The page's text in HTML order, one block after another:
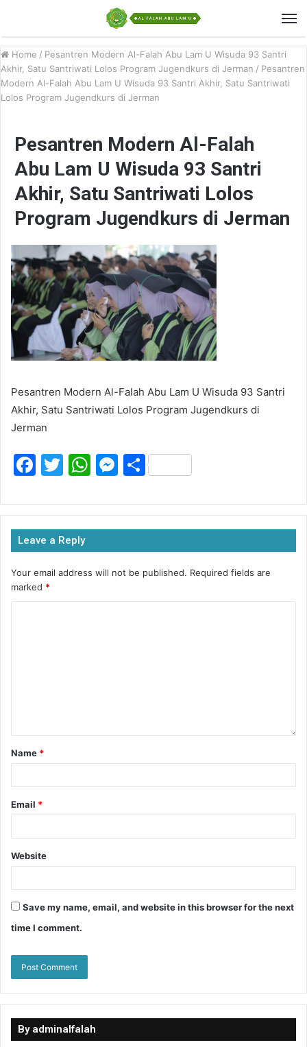
Home / Pesantren Modern Al-Falah Abu Lam U Wisuda 93 Santri
Akhir, Satu Santriwati Lolos Program Jugendkurs di Jerman / Pesantren
Modern Al-Falah Abu Lam U Wisuda 93 Santri Akhir, Satu Santriwati
Lolos Program Jugendkurs di Jerman
Pesantren Modern Al-Falah
Abu Lam U Wisuda 93 Santri
Akhir, Satu Santriwati Lolos
Program Jugendkurs di Jerman
Pesantren Modern Al-Falah Abu Lam U Wisuda 93 Santri
Akhir, Satu Santriwati Lolos Program Jugendkurs di
Jerman
F
c
e
b
o
o
T
itt
er
W
at
s
A
p
p
M
s
s
e
n
g
S
ar
e
Leave a Reply
Your email address will not be published. Required fields are
marked *
Name *
Email *
Website
Save my name, email, and website in this browser for the next
time I comment.
By adminalfalah